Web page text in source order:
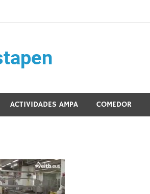
ACTIVIDADES AMPA COMEDOR